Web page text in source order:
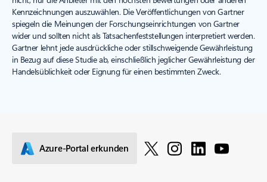
Kennzeichnungen auszuwählen. Die Veröffentlichungen von Gartner
spiegeln die Meinungen der Forschungseinrichtungen von Gartner
wider und sollten nicht als Tatsachenfeststellungen interpretiert werden.
Gartner lehnt jede ausdrückliche oder stillschweigende Gewährleistung
in Bezug auf diese Studie ab, einschließlich jeglicher Gewährleistung der
Handelsüblichkeit oder Eignung für einen bestimmten Zweck.
Azure-Portal erkunden